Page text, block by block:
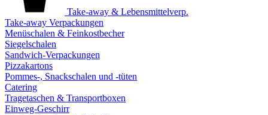
Take-away & Lebensmittelverp.
Take-away Verpackungen
Menüschalen & Feinkostbecher
Siegelschalen
Sandwich-Verpackungen
Pizzakartons
Pommes-, Snackschalen und -tüten
Catering
Tragetaschen & Transportboxen
Einweg-Geschirr